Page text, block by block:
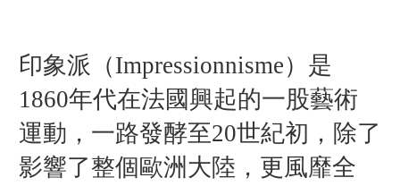
印象派（Impressionnisme）是
1860年代在法國興起的一股藝術
運動，一路發酵至20世紀初，除了
影響了整個歐洲大陸，更風靡全